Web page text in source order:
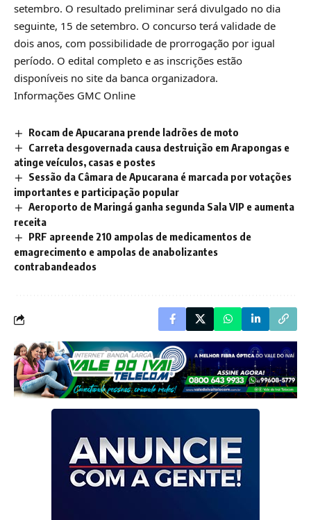
setembro. O resultado preliminar será divulgado no dia
seguinte, 15 de setembro. O concurso terá validade de
dois anos, com possibilidade de prorrogação por igual
período. O edital completo e as inscrições estão
disponíveis no site da banca organizadora.
Informações GMC Online
Rocam de Apucarana prende ladrões de moto
Carreta desgovernada causa destruição em Arapongas e
atinge veículos, casas e postes
Sessão da Câmara de Apucarana é marcada por votações
importantes e participação popular
Aeroporto de Maringá ganha segunda Sala VIP e aumenta
receita
PRF apreende 210 ampolas de medicamentos de
emagrecimento e ampolas de anabolizantes
contrabandeados